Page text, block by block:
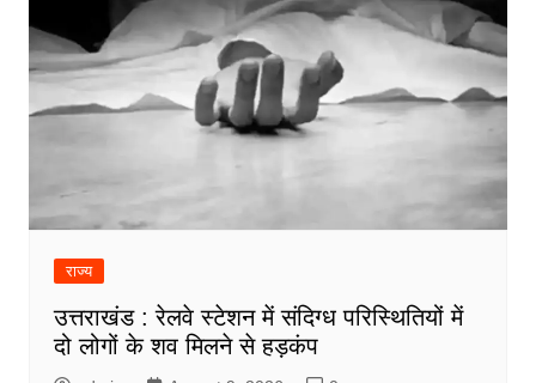
राज्य
उत्तराखंड : रेलवे स्टेशन में संदिग्ध परिस्थितियों में
दो लोगों के शव मिलने से हड़कंप